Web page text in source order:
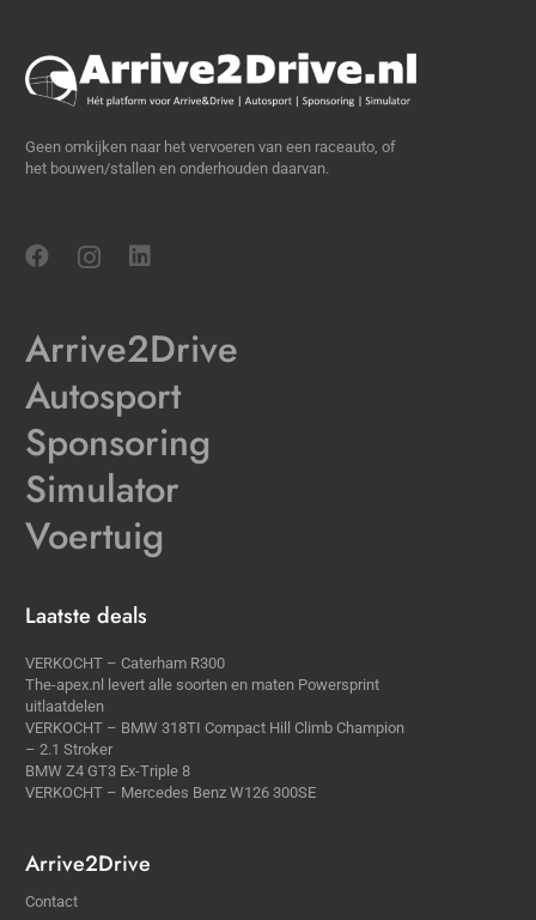
Geen omkijken naar het vervoeren van een raceauto, of
het bouwen/stallen en onderhouden daarvan.
Arrive2Drive
Autosport
Sponsoring
Simulator
Voertuig
Laatste deals
VERKOCHT – Caterham R300
The-apex.nl levert alle soorten en maten Powersprint
uitlaatdelen
VERKOCHT – BMW 318TI Compact Hill Climb Champion
– 2.1 Stroker
BMW Z4 GT3 Ex-Triple 8
VERKOCHT – Mercedes Benz W126 300SE
Arrive2Drive
Contact